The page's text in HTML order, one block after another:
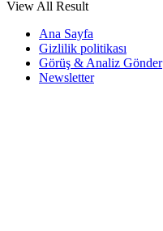
View All Result
Ana Sayfa
Gizlilik politikası
Görüş & Analiz Gönder
Newsletter